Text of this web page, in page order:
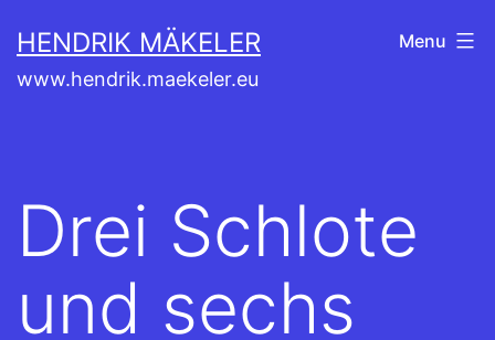
to
content
HENDRIK MÄKELER
www.hendrik.maekeler.eu
Menu
Drei Schlote
und sechs